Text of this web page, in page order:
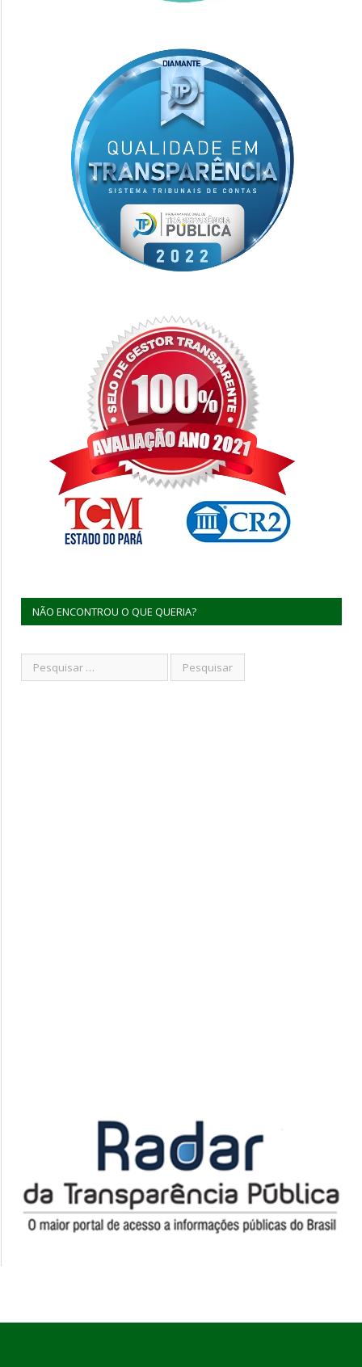
NÃO ENCONTROU O QUE QUERIA?